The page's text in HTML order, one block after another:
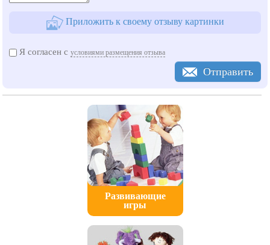
Приложить к своему отзыву картинки
Я согласен сусловиями размещения отзыва
Отправить
Развивающие
игры